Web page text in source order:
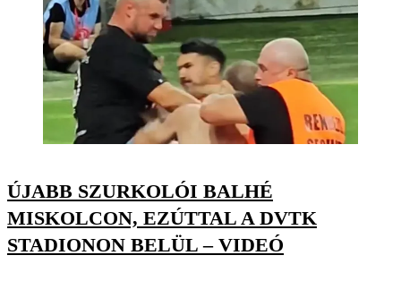
ÚJABB SZURKOLÓI BALHÉ
MISKOLCON, EZÚTTAL A DVTK
STADIONON BELÜL – VIDEÓ